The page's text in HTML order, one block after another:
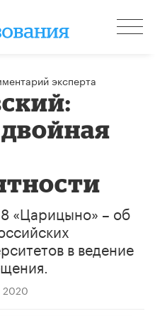
эксперта
«Царицыно» – об
в ведение
2020